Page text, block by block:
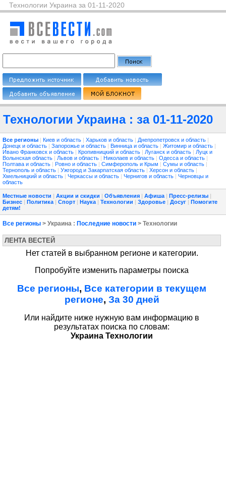
Технологии Украина за 01-11-2020
Технологии Украина : за 01-11-2020
Все регионы | Киев и область | Харьков и область | Днепропетровск и область |
Донецк и область | Запорожье и область | Винница и область | Житомир и область |
Ивано Франковск и область | Кропивницкий и область | Луганск и область | Луцк и
Волынская область | Львов и область | Николаев и область | Одесса и область |
Полтава и область | Ровно и область | Симферополь и Крым | Сумы и область |
Тернополь и область | Ужгород и Закарпатская область | Херсон и область |
Хмельницкий и область | Черкассы и область | Чернигов и область | Черновцы и
область
Местные новости | Акции и скидки | Объявления | Афиша | Пресс-релизы |
Бизнес | Политика | Спорт | Наука | Технологии | Здоровье | Досуг | Помогите
детям!
Все регионы > Украина : Последние новости > Технологии
ЛЕНТА ВЕСТЕЙ
Нет статей в выбранном регионе и категории.
Попробуйте изменить параметры поиска
Все регионы, Все категории в текущем
регионе, За 30 дней
Или найдите ниже нужную вам информацию в
результатах поиска по словам:
Украина Технологии